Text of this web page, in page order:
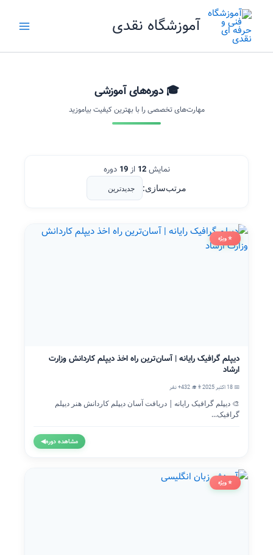
آموزشگاه نقدی
🎓 دوره‌های آموزشی
مهارت‌های تخصصی را با بهترین کیفیت بیاموزید
نمایش12 از19 دوره
مرتب‌سازی:
⭐ ویژه
دیپلم گرافیک رایانه | آسان‌ترین راه اخذ دیپلم کاردانش وزارت
ارشاد
📅 18 اکتبر 2025
👨‍🎓 432+ نفر
🎨 دیپلم گرافیک رایانه | دریافت آسان دیپلم کاردانش هنر دیپلم
گرافیک...
مشاهده دوره◀
⭐ ویژه